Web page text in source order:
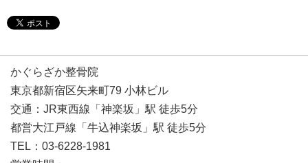
かぐらざか整骨院
東京都新宿区矢来町79 小林ビル
交通：JR東西線「神楽坂」駅 徒歩5分
都営大江戸線「牛込神楽坂」駅 徒歩5分
TEL：03-6228-1981